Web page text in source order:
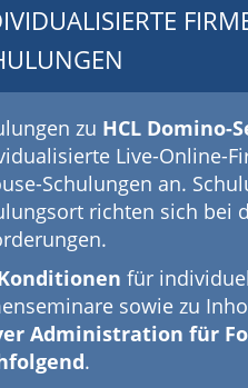
zu HCL Domino-
Live-Online-
Schulungen an.
richten sich bei
für
sowie zu
Administration für
.